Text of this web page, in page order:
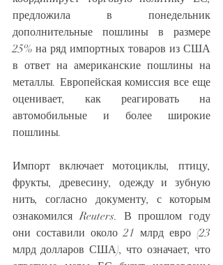
предложила в понедельник
дополнительные пошлины в размере
25% на ряд импортных товаров из США
в ответ на американские пошлины на
металлы. Европейская комиссия все еще
оценивает, как реагировать на
автомобильные и более широкие
пошлины.
Импорт включает мотоциклы, птицу,
фрукты, древесину, одежду и зубную
нить, согласно документу, с которым
ознакомился Reuters. В прошлом году
они составили около 21 млрд евро (23
млрд долларов США), что означает, что